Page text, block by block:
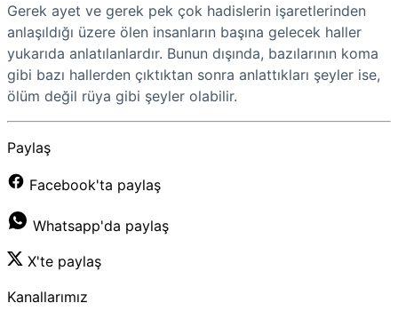
Gerek ayet ve gerek pek çok hadislerin işaretlerinden
anlaşıldığı üzere ölen insanların başına gelecek haller
yukarıda anlatılanlardır. Bunun dışında, bazılarının koma
gibi bazı hallerden çıktıktan sonra anlattıkları şeyler ise,
ölüm değil rüya gibi şeyler olabilir.
Paylaş
Facebook'ta paylaş
Whatsapp'da paylaş
X'te paylaş
Kanallarımız